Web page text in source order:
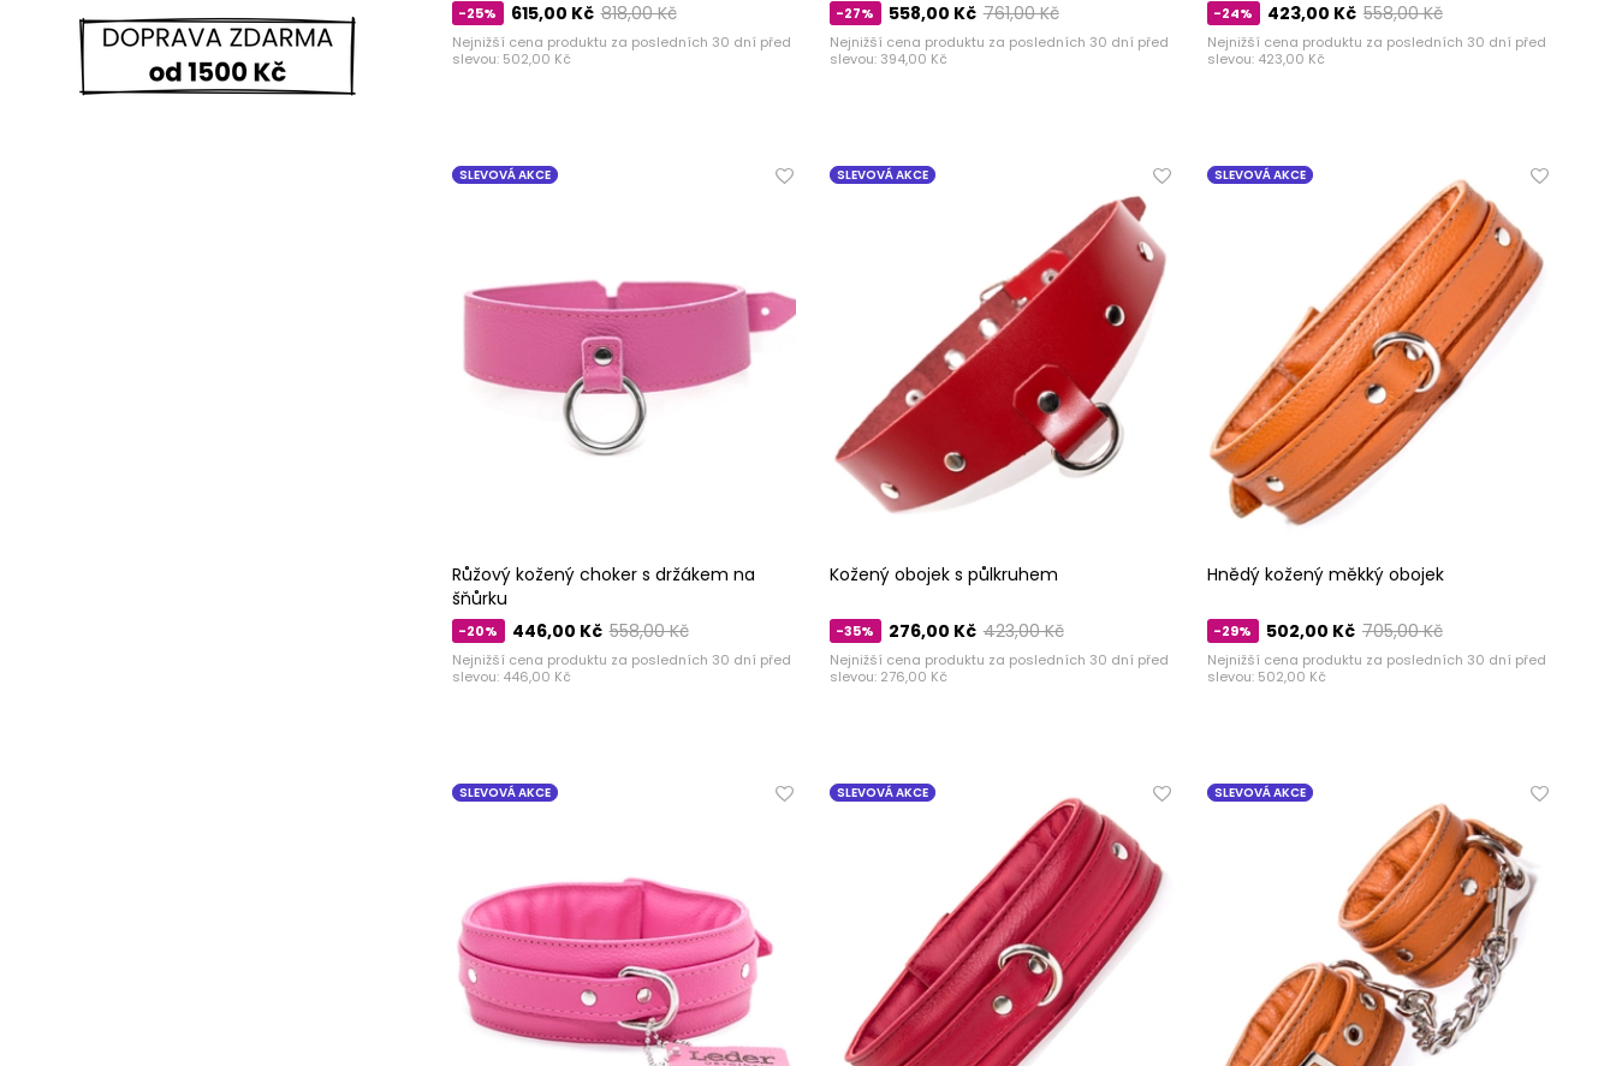
-25% 818,00 Kč
615,00 Kč
Nejnižší cena produktu za posledních 30 dní před
slevou: 502,00 Kč
-27% 761,00 Kč
558,00 Kč
Nejnižší cena produktu za posledních 30 dní před
slevou: 394,00 Kč
-24% 558,00 Kč
423,00 Kč
Nejnižší cena produktu za posledních 30 dní před
slevou: 423,00 Kč
SLEVOVÁ AKCE
Růžový kožený choker s držákem na
šňůrku
-20% 558,00 Kč
446,00 Kč
Nejnižší cena produktu za posledních 30 dní před
slevou: 446,00 Kč
SLEVOVÁ AKCE
Kožený obojek s půlkruhem
-35% 423,00 Kč
276,00 Kč
Nejnižší cena produktu za posledních 30 dní před
slevou: 276,00 Kč
SLEVOVÁ AKCE
Hnědý kožený měkký obojek
-29% 705,00 Kč
502,00 Kč
Nejnižší cena produktu za posledních 30 dní před
slevou: 502,00 Kč
SLEVOVÁ AKCE SLEVOVÁ AKCE SLEVOVÁ AKCE